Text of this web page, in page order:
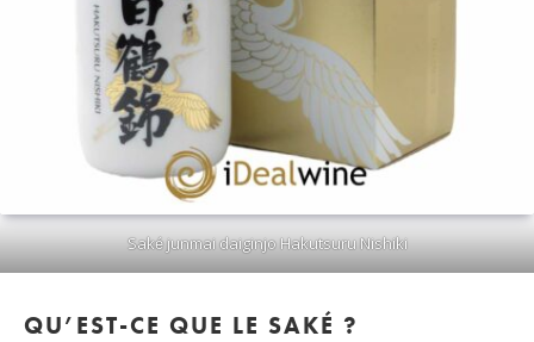
Saké junmai daiginjo Hakutsuru Nishiki
QU’EST-CE QUE LE SAKÉ ?